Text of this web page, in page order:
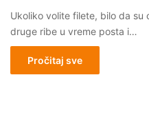
Ukoliko volite filete, bilo da su
druge ribe u vreme posta i…
Pročitaj sve